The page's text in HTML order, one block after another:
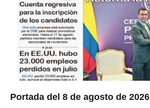
Portada del 8 de agosto de 2026